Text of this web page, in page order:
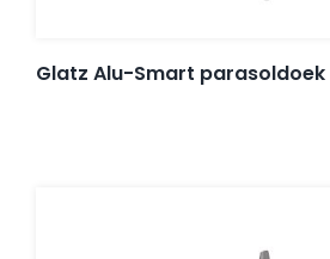
Glatz Alu-Smart